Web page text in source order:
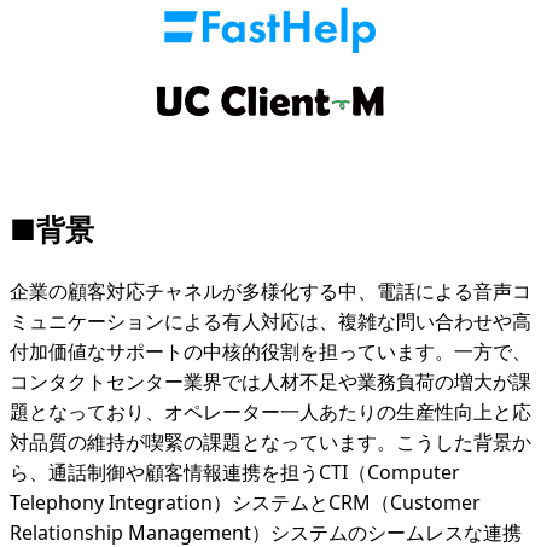
■背景
企業の顧客対応チャネルが多様化する中、電話による音声コ
ミュニケーションによる有人対応は、複雑な問い合わせや高
付加価値なサポートの中核的役割を担っています。一方で、
コンタクトセンター業界では人材不足や業務負荷の増大が課
題となっており、オペレーター一人あたりの生産性向上と応
対品質の維持が喫緊の課題となっています。こうした背景か
ら、通話制御や顧客情報連携を担うCTI（Computer
Telephony Integration）システムとCRM（Customer
Relationship Management）システムのシームレスな連携